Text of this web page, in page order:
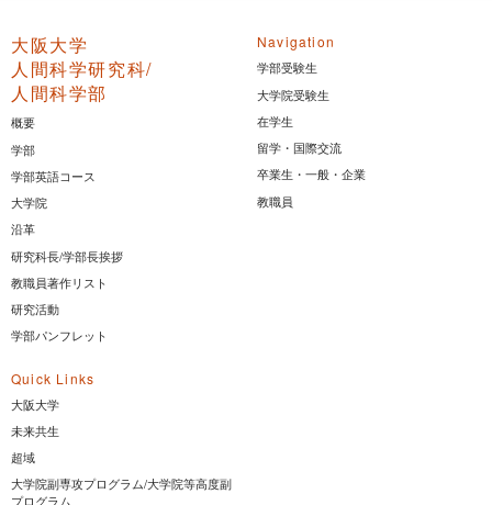
大阪大学
人間科学研究科/
人間科学部
概要
学部
学部英語コース
大学院
沿革
研究科長/学部長挨拶
教職員著作リスト
研究活動
学部パンフレット
Navigation
学部受験生
大学院受験生
在学生
留学・国際交流
卒業生・一般・企業
教職員
Quick Links
大阪大学
未来共生
超域
大学院副専攻プログラム/大学院等高度副
プログラム